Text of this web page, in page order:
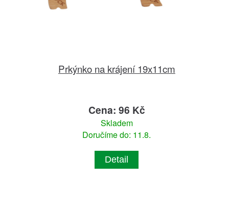
Prkýnko na krájení 19x11cm
Cena: 96 Kč
Skladem
Doručíme do: 11.8.
Detail